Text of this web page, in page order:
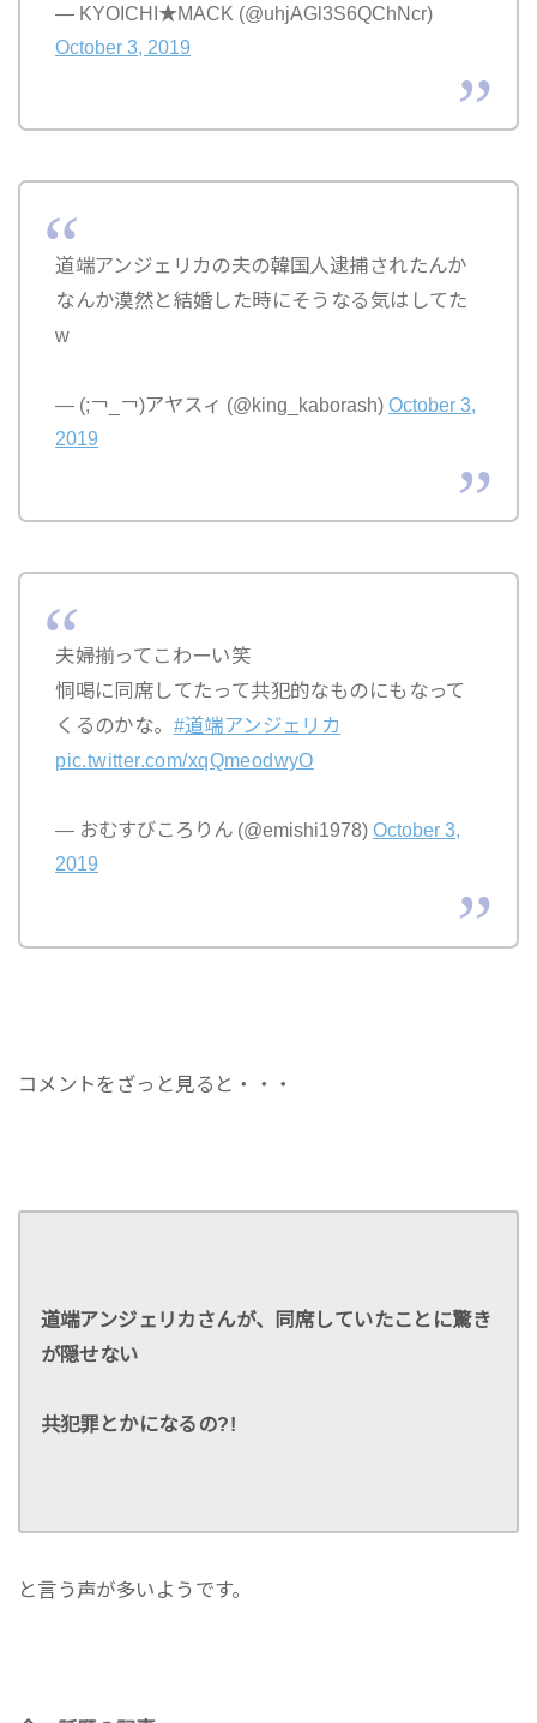
— KYOICHI★MACK (@uhjAGl3S6QChNcr)
October 3, 2019
道端アンジェリカの夫の韓国人逮捕されたんか
なんか漠然と結婚した時にそうなる気はしてた
w
— (;￢_￢)アヤスィ (@king_kaborash)October 3,
2019
夫婦揃ってこわーい笑
恫喝に同席してたって共犯的なものにもなって
くるのかな。 #道端アンジェリカ
pic.twitter.com/xqQmeodwyO
— おむすびころりん (@emishi1978)October 3,
2019
コメントをざっと見ると・・・
道端アンジェリカさんが、同席していたことに驚き
が隠せない
共犯罪とかになるの?!
と言う声が多いようです。